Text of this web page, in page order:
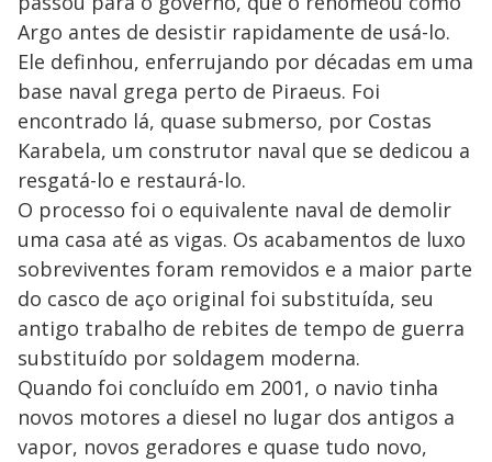
e
o
Argo antes de desistir rapidamente de usá-lo.
Ele definhou, enferrujando por décadas em uma
base naval grega perto de Piraeus. Foi
encontrado lá, quase submerso, por Costas
Karabela, um construtor naval que se dedicou a
resgatá-lo e restaurá-lo.
O processo foi o equivalente naval de demolir
uma casa até as vigas. Os acabamentos de luxo
sobreviventes foram removidos e a maior parte
do casco de aço original foi substituída, seu
antigo trabalho de rebites de tempo de guerra
substituído por soldagem moderna.
Quando foi concluído em 2001, o navio tinha
novos motores a diesel no lugar dos antigos a
vapor, novos geradores e quase tudo novo,